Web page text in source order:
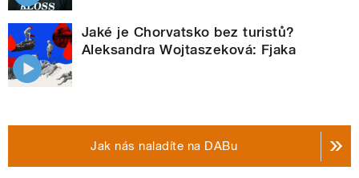
Jaké je Chorvatsko bez turistů?
Aleksandra Wojtaszeková: Fjaka
Jak nás naladíte na DABu